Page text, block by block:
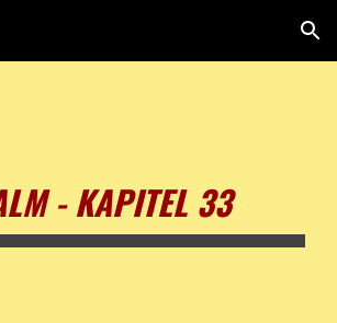
Skip to navigation
- KAPITEL 33